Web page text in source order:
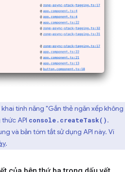
khai tính năng "Gắn thẻ ngăn xếp không
API console.createTask().
và bản tóm tắt sử dụng API này. Ví
.